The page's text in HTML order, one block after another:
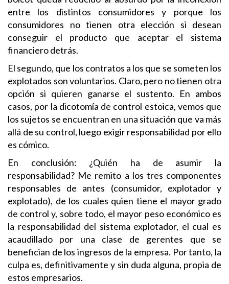
entre los distintos consumidores y porque los
consumidores no tienen otra elección si desean
conseguir el producto que aceptar el sistema
financiero detrás.
El segundo, que los contratos a los que se someten los
explotados son voluntarios. Claro, pero no tienen otra
opción si quieren ganarse el sustento. En ambos
casos, por la dicotomía de control estoica, vemos que
los sujetos se encuentran en una situación que va más
allá de su control, luego exigir responsabilidad por ello
es cómico.
En conclusión: ¿Quién ha de asumir la
responsabilidad? Me remito a los tres componentes
responsables de antes (consumidor, explotador y
explotado), de los cuales quien tiene el mayor grado
de control y, sobre todo, el mayor peso económico es
la responsabilidad del sistema explotador, el cual es
acaudillado por una clase de gerentes que se
benefician de los ingresos de la empresa. Por tanto, la
culpa es, definitivamente y sin duda alguna, propia de
estos empresarios.